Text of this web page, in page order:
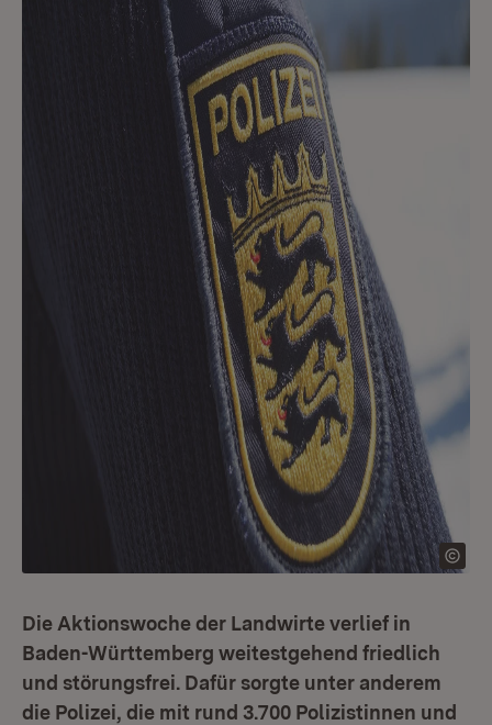
Die Aktionswoche der Landwirte verlief in
Baden-Württemberg weitestgehend friedlich
und störungsfrei. Dafür sorgte unter anderem
die Polizei, die mit rund 3.700 Polizistinnen und